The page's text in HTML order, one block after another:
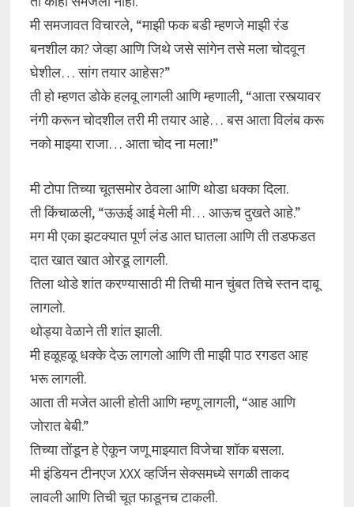
मी समजावत विचारले, “माझी फक बडी म्हणजे माझी रंड
बनशील का? जेव्हा आणि जिथे जसे सांगेन तसे मला चोदवून
घेशील… सांग तयार आहेस?”
ती हो म्हणत डोके हलवू लागली आणि म्हणाली, “आता रस्त्यावर
नंगी करून चोदशील तरी मी तयार आहे… बस आता विलंब करू
नको माझ्या राजा… आता चोद ना मला!”
मी टोपा तिच्या चूतसमोर ठेवला आणि थोडा धक्का दिला.
ती किंचाळली, “ऊऊई आई मेली मी… आऊच दुखते आहे.”
मग मी एका झटक्यात पूर्ण लंड आत घातला आणि ती तडफडत
दात खात खात ओरडू लागली.
तिला थोडे शांत करण्यासाठी मी तिची मान चुंबत तिचे स्तन दाबू
लागलो.
थोड्या वेळाने ती शांत झाली.
मी हळूहळू धक्के देऊ लागलो आणि ती माझी पाठ रगडत आह
भरू लागली.
आता ती मजेत आली होती आणि म्हणू लागली, “आह आणि
जोरात बेबी.”
तिच्या तोंडून हे ऐकून जणू माझ्यात विजेचा शॉक बसला.
मी इंडियन टीनएज XXX व्हर्जिन सेक्समध्ये सगळी ताकद
लावली आणि तिची चूत फाडूनच टाकली.